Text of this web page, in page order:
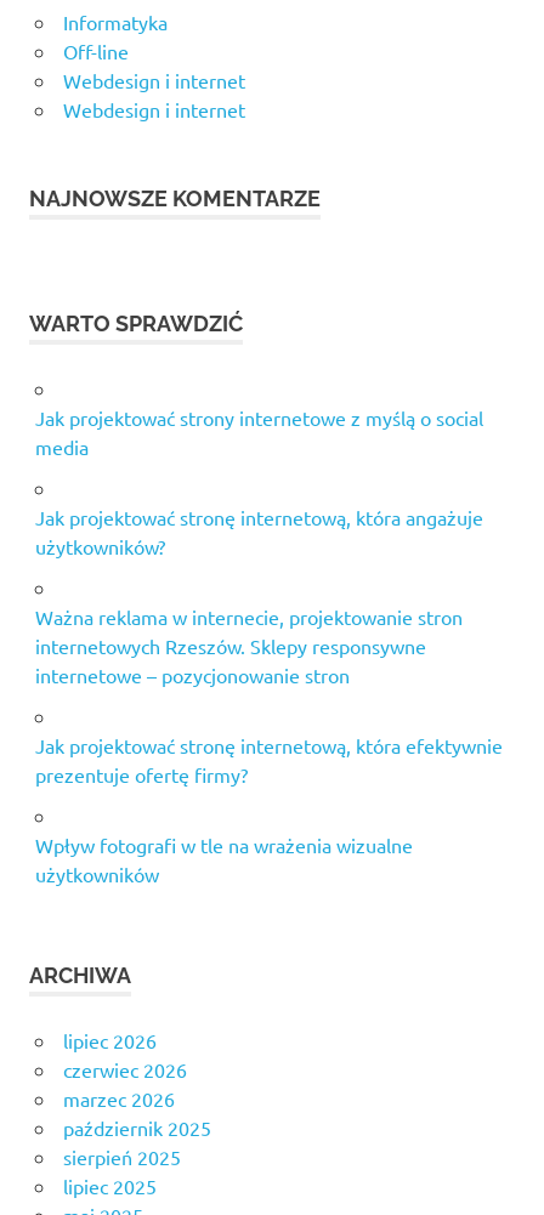
Informatyka
Off-line
Webdesign i internet
Webdesign i internet
NAJNOWSZE KOMENTARZE
WARTO SPRAWDZIĆ
Jak projektować strony internetowe z myślą o social
media
Jak projektować stronę internetową, która angażuje
użytkowników?
Ważna reklama w internecie, projektowanie stron
internetowych Rzeszów. Sklepy responsywne
internetowe – pozycjonowanie stron
Jak projektować stronę internetową, która efektywnie
prezentuje ofertę firmy?
Wpływ fotografi w tle na wrażenia wizualne
użytkowników
ARCHIWA
lipiec 2026
czerwiec 2026
marzec 2026
październik 2025
sierpień 2025
lipiec 2025